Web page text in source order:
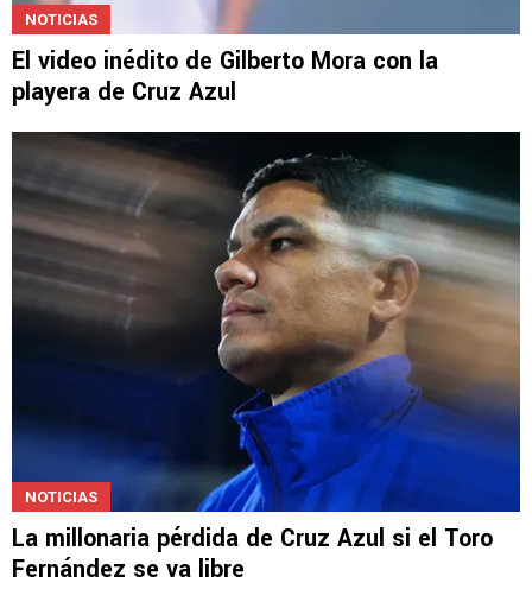
NOTICIAS
El video inédito de Gilberto Mora con la
playera de Cruz Azul
NOTICIAS
La millonaria pérdida de Cruz Azul si el Toro
Fernández se va libre